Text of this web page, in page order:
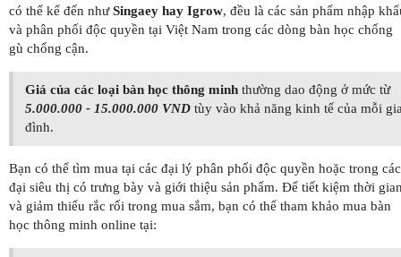
có thể kể đến nhưSingaey hay Igrow, đều là các sản phẩm nhập
và phân phối độc quyền tại Việt Nam trong các dòng bàn học chống
gù chống cận.
Giá của các loại bàn học thông minh thường dao động ở mức từ
5.000.000 - 15.000.000 VND tùy vào khả năng kinh tế của mỗi
đình.
Bạn có thể tìm mua tại các đại lý phân phối độc quyền hoặc trong các
đại siêu thị có trưng bày và giới thiệu sản phẩm. Để tiết kiệm thời
và giảm thiểu rắc rối trong mua sắm, bạn có thể tham khảo mua bàn
học thông minh online tại: